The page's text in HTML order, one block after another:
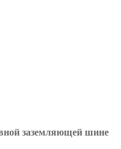
заземляющей шине